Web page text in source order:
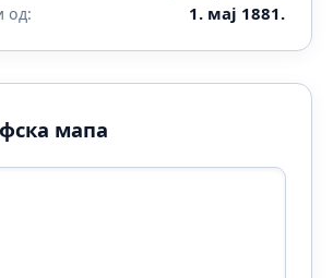
од: 1. мај 1881.
мапа